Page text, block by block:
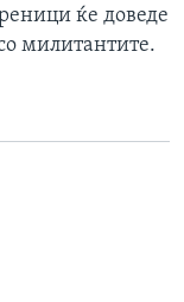
ќе доведе
милитантите.